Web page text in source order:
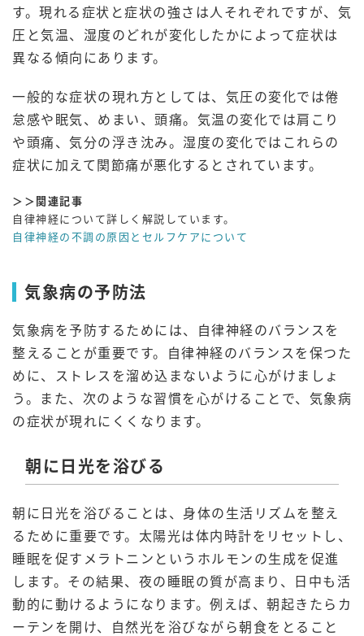
す。現れる症状と症状の強さは人それぞれですが、気
圧と気温、湿度のどれが変化したかによって症状は
異なる傾向にあります。
一般的な症状の現れ方としては、気圧の変化では倦
怠感や眠気、めまい、頭痛。気温の変化では肩こり
や頭痛、気分の浮き沈み。湿度の変化ではこれらの
症状に加えて関節痛が悪化するとされています。
＞＞関連記事
自律神経について詳しく解説しています。
自律神経の不調の原因とセルフケアについて
気象病の予防法
気象病を予防するためには、自律神経のバランスを
整えることが重要です。自律神経のバランスを保つた
めに、ストレスを溜め込まないように心がけましょ
う。また、次のような習慣を心がけることで、気象病
の症状が現れにくくなります。
朝に日光を浴びる
朝に日光を浴びることは、身体の生活リズムを整え
るために重要です。太陽光は体内時計をリセットし、
睡眠を促すメラトニンというホルモンの生成を促進
します。その結果、夜の睡眠の質が高まり、日中も活
動的に動けるようになります。例えば、朝起きたらカ
ーテンを開け、自然光を浴びながら朝食をとること